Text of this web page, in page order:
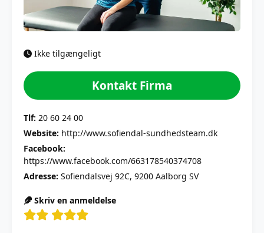
Ikke tilgængeligt
Kontakt Firma
Tlf: 20 60 24 00
Website: http://www.sofiendal-sundhedsteam.dk
Facebook:
https://www.facebook.com/663178540374708
Adresse: Sofiendalsvej 92C, 9200 Aalborg SV
Skriv en anmeldelse